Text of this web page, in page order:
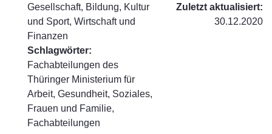
Gesellschaft, Bildung, Kultur
und Sport, Wirtschaft und
Finanzen
Schlagwörter:
Fachabteilungen des
Thüringer Ministerium für
Arbeit, Gesundheit, Soziales,
Frauen und Familie,
Fachabteilungen
Zuletzt aktualisiert:
30.12.2020